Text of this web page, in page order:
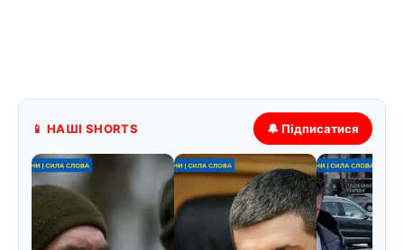
📱 НАШІ SHORTS 🔔 Підписатися